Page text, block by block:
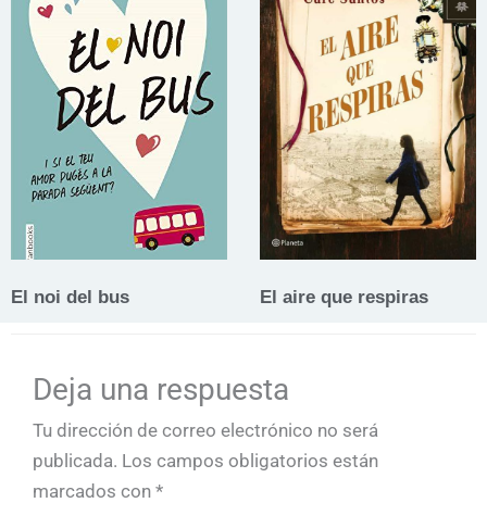
El noi del bus El aire que respiras
Deja una respuesta
Tu dirección de correo electrónico no será
publicada. Los campos obligatorios están
marcados con *